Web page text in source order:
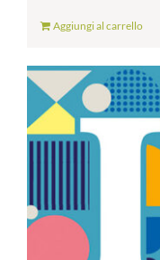
Aggiungi al carrello